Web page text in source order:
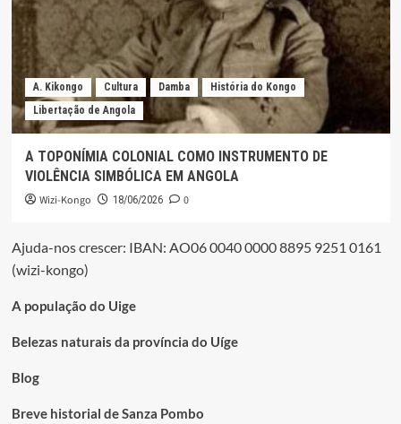
A. Kikongo Cultura Damba
História do Kongo
Libertação de Angola
A TOPONÍMIA COLONIAL COMO INSTRUMENTO DE
VIOLÊNCIA SIMBÓLICA EM ANGOLA
Wizi-Kongo 18/06/2026 0
Ajuda-nos crescer: IBAN: AO06 0040 0000 8895 9251 0161
(wizi-kongo)
A população do Uige
Belezas naturais da província do Uíge
Blog
Breve historial de Sanza Pombo